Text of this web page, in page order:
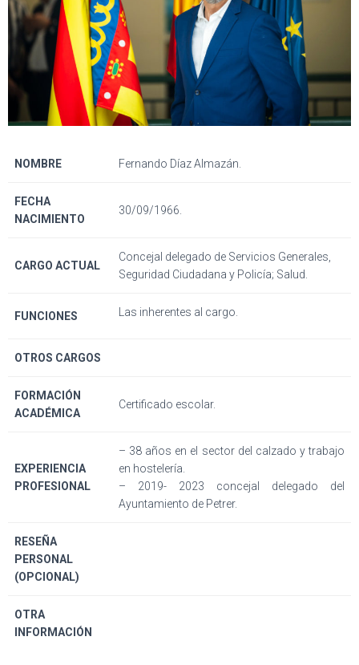
NOMBRE Fernando Díaz Almazán.
FECHA
NACIMIENTO
30/09/1966.
CARGO ACTUAL
Concejal delegado de Servicios Generales,
Seguridad Ciudadana y Policía; Salud.
FUNCIONES Las inherentes al cargo.
OTROS CARGOS
FORMACIÓN
ACADÉMICA
Certificado escolar.
EXPERIENCIA
PROFESIONAL
– 38 años en el sector del calzado y trabajo
en hostelería.
– 2019- 2023 concejal delegado del
Ayuntamiento de Petrer.
RESEÑA
PERSONAL
(OPCIONAL)
OTRA
INFORMACIÓN